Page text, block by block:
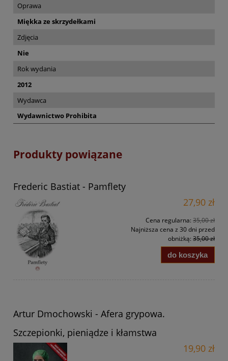
Oprawa
Miękka ze skrzydełkami
Zdjęcia
Nie
Rok wydania
2012
Wydawca
Wydawnictwo Prohibita
Produkty powiązane
Frederic Bastiat - Pamflety
27,90 zł
Cena regularna: 35,00 zł
Najniższa cena z 30 dni przed
obniżką: 35,00 zł
do koszyka
Artur Dmochowski - Afera grypowa.
Szczepionki, pieniądze i kłamstwa
19,90 zł